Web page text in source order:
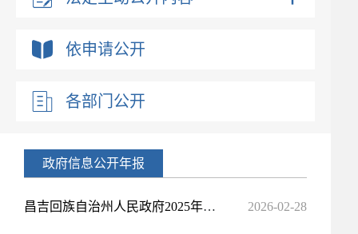
依申请公开
各部门公开
政府信息公开年报
昌吉回族自治州人民政府2025年度政府信息公开年度报告 2026-02-28